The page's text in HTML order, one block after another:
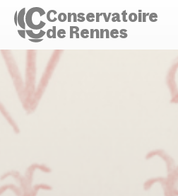
Conservatoire
de Rennes
Conservatoire de Rennes
Enseignements